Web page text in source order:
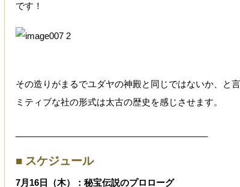
です！
その造りがまるでユダヤの神殿と同じではないか、と
ミティブな社の形式は太古の歴史を感じさせます。
■ スケジュール
7月16日（木）：秘宝伝説のプロローグ